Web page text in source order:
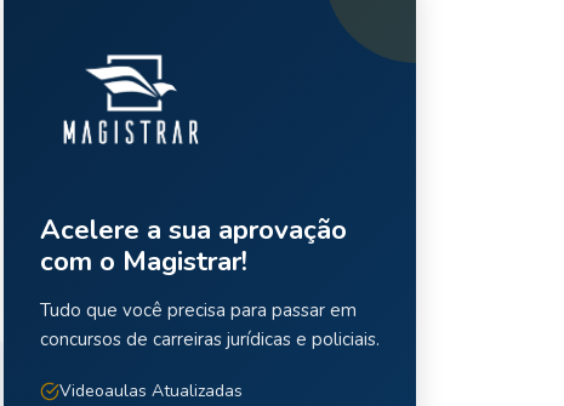
Acelere a sua aprovação
com o Magistrar!
Tudo que você precisa para passar em
concursos de carreiras jurídicas e policiais.
Videoaulas Atualizadas